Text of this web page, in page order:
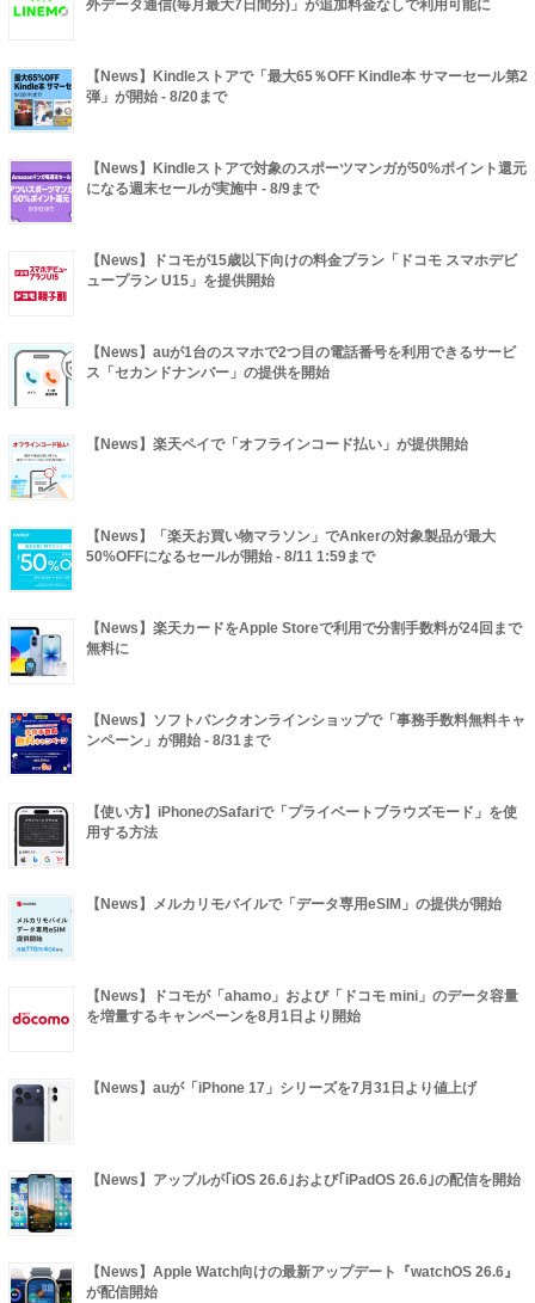
外データ通信(毎月最大7日間分)」が追加料金なしで利用可能に
【News】Kindleストアで「最大65％OFF Kindle本 サマーセール第2
弾」が開始 - 8/20まで
【News】Kindleストアで対象のスポーツマンガが50%ポイント還元
になる週末セールが実施中 - 8/9まで
【News】ドコモが15歳以下向けの料金プラン「ドコモ スマホデビ
ュープラン U15」を提供開始
【News】auが1台のスマホで2つ目の電話番号を利用できるサービ
ス「セカンドナンバー」の提供を開始
【News】楽天ペイで「オフラインコード払い」が提供開始
【News】「楽天お買い物マラソン」でAnkerの対象製品が最大
50%OFFになるセールが開始 - 8/11 1:59まで
【News】楽天カードをApple Storeで利用で分割手数料が24回まで
無料に
【News】ソフトバンクオンラインショップで「事務手数料無料キャ
ンペーン」が開始 - 8/31まで
【使い方】iPhoneのSafariで「プライベートブラウズモード」を使
用する方法
【News】メルカリモバイルで「データ専用eSIM」の提供が開始
【News】ドコモが「ahamo」および「ドコモ mini」のデータ容量
を増量するキャンペーンを8月1日より開始
【News】auが「iPhone 17」シリーズを7月31日より値上げ
【News】アップルが｢iOS 26.6｣および｢iPadOS 26.6｣の配信を開始
【News】Apple Watch向けの最新アップデート『watchOS 26.6』
が配信開始